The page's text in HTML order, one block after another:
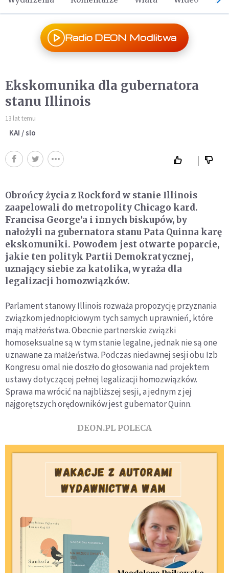
Radio DEON Modlitwa
Ekskomunika dla gubernatora
stanu Illinois
13 lat temu
KAI / slo
Obrońcy życia z Rockford w stanie Illinois
zaapelowali do metropolity Chicago kard.
Francisa George’a i innych biskupów, by
nałożyli na gubernatora stanu Pata Quinna karę
ekskomuniki. Powodem jest otwarte poparcie,
jakie ten polityk Partii Demokratycznej,
uznający siebie za katolika, wyraża dla
legalizacji homozwiązków.
Parlament stanowy Illinois rozważa propozycję przyznania
związkom jednopłciowym tych samych uprawnień, które
mają małżeństwa. Obecnie partnerskie związki
homoseksualne są w tym stanie legalne, jednak nie są one
uznawane za małżeństwa. Podczas niedawnej sesji obu Izb
Kongresu omal nie doszło do głosowania nad projektem
ustawy dotyczącej pełnej legalizacji homozwiązków.
Sprawa ma wrócić na najbliższej sesji, a jednym z jej
najgorętszych orędowników jest gubernator Quinn.
DEON.PL POLECA